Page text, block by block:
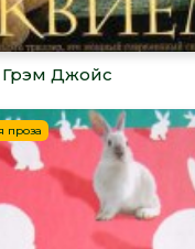
Джойс
проза